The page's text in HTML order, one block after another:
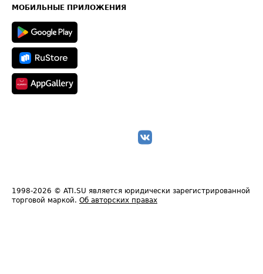
Техническая информация
МОБИЛЬНЫЕ ПРИЛОЖЕНИЯ
1998-2026 © ATI.SU является юридически зарегистрированной
торговой маркой. Об авторских правах